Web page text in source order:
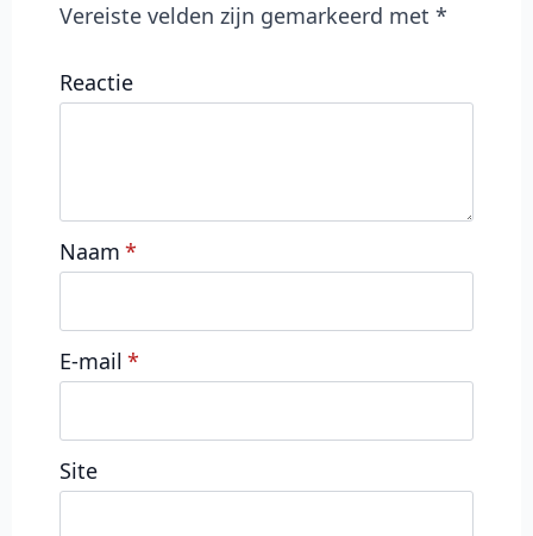
Vereiste velden zijn gemarkeerd met *
Reactie
Naam *
E-mail *
Site